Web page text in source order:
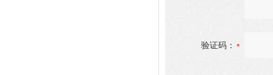
验证码：